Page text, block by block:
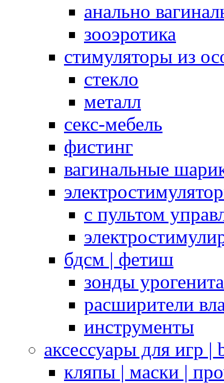
анально
зооэротика
стимуляторы из
стекло
металл
секс-мебель
фистинг
вагинальные
с пультом
бдсм | фетиш
зонды
расширители
инструменты
аксессуары для игр |
кляпы | маски |